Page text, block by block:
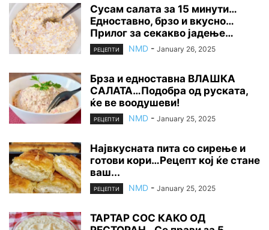
Сусам салата за 15 минути…
Едноставно, брзо и вкусно…
Прилог за секакво јадење…
РЕЦЕПТИ NMD - January 26, 2025
Брза и едноставна ВЛАШКА
САЛАТА…Подобра од руската,
ќе ве воодушеви!
РЕЦЕПТИ NMD - January 25, 2025
Највкусната пита со сирење и
готови кори…Рецепт кој ќе стане
ваш...
РЕЦЕПТИ NMD - January 25, 2025
ТАРТАР СОС КАКО ОД